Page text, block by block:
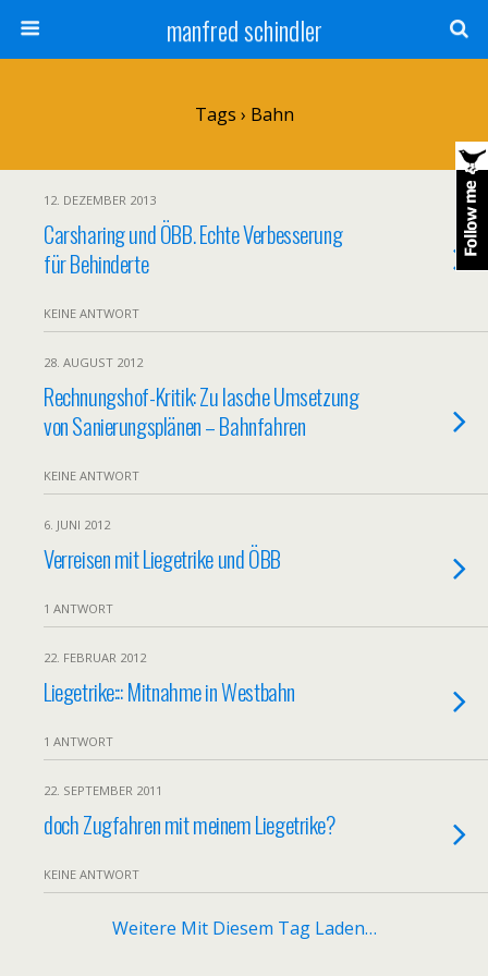
manfred schindler
Tags › Bahn
12. DEZEMBER 2013
Carsharing und ÖBB. Echte Verbesserung
für Behinderte
KEINE ANTWORT
28. AUGUST 2012
Rechnungshof-Kritik: Zu lasche Umsetzung
von Sanierungsplänen – Bahnfahren
KEINE ANTWORT
6. JUNI 2012
Verreisen mit Liegetrike und ÖBB
1 ANTWORT
22. FEBRUAR 2012
Liegetrike::: Mitnahme in Westbahn
1 ANTWORT
22. SEPTEMBER 2011
doch Zugfahren mit meinem Liegetrike?
KEINE ANTWORT
Weitere Mit Diesem Tag Laden…